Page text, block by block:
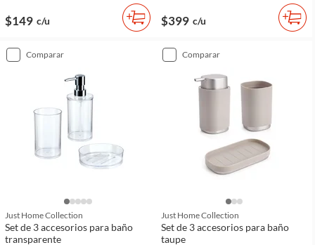
$149 c/u $399 c/u
comparar
Just Home Collection
Set de 3 accesorios para baño
transparente
comparar
Just Home Collection
Set de 3 accesorios para baño
taupe